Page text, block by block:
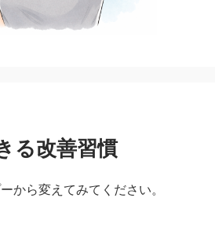
る改善習慣
から変えてみてください。